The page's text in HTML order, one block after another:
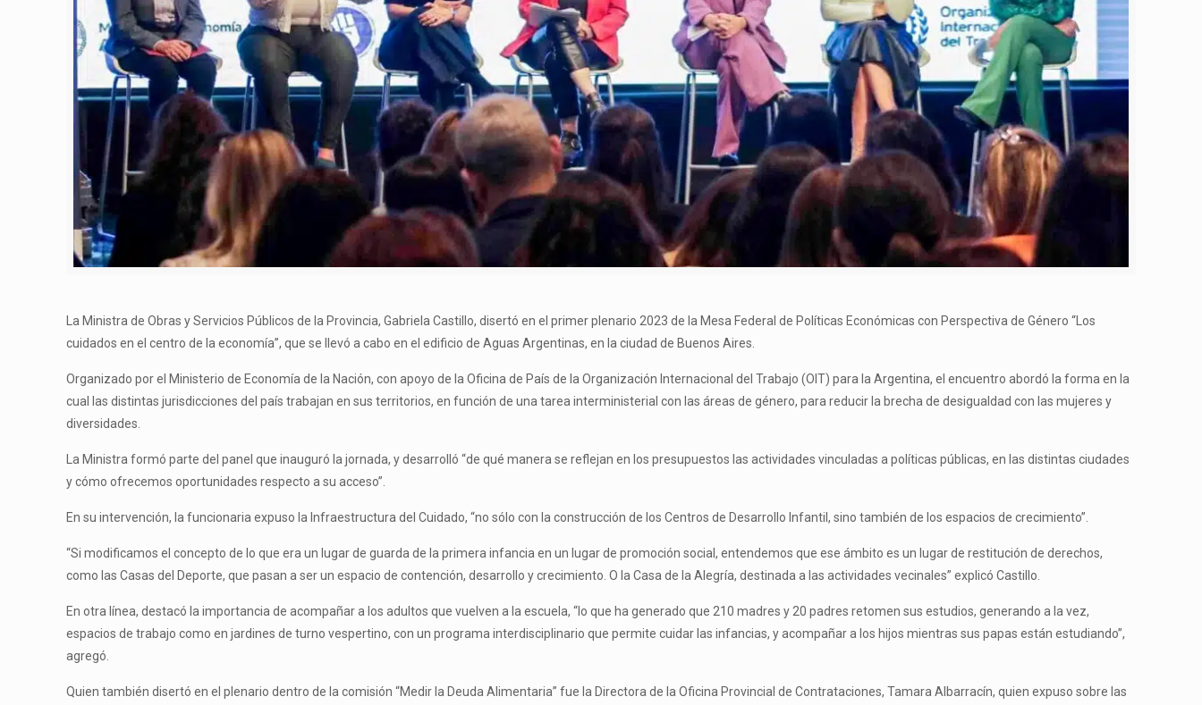
La Ministra de Obras y Servicios Públicos de la Provincia, Gabriela Castillo, disertó en el primer plenario 2023 de la Mesa Federal de Políticas Económicas con Perspectiva de Género “Los
cuidados en el centro de la economía”, que se llevó a cabo en el edificio de Aguas Argentinas, en la ciudad de Buenos Aires.
Organizado por el Ministerio de Economía de la Nación, con apoyo de la Oficina de País de la Organización Internacional del Trabajo (OIT) para la Argentina, el encuentro abordó la forma en la
cual las distintas jurisdicciones del país trabajan en sus territorios, en función de una tarea interministerial con las áreas de género, para reducir la brecha de desigualdad con las mujeres y
diversidades.
La Ministra formó parte del panel que inauguró la jornada, y desarrolló “de qué manera se reflejan en los presupuestos las actividades vinculadas a políticas públicas, en las distintas ciudades
y cómo ofrecemos oportunidades respecto a su acceso”.
En su intervención, la funcionaria expuso la Infraestructura del Cuidado, “no sólo con la construcción de los Centros de Desarrollo Infantil, sino también de los espacios de crecimiento”.
“Si modificamos el concepto de lo que era un lugar de guarda de la primera infancia en un lugar de promoción social, entendemos que ese ámbito es un lugar de restitución de derechos,
como las Casas del Deporte, que pasan a ser un espacio de contención, desarrollo y crecimiento. O la Casa de la Alegría, destinada a las actividades vecinales” explicó Castillo.
En otra línea, destacó la importancia de acompañar a los adultos que vuelven a la escuela, “lo que ha generado que 210 madres y 20 padres retomen sus estudios, generando a la vez,
espacios de trabajo como en jardines de turno vespertino, con un programa interdisciplinario que permite cuidar las infancias, y acompañar a los hijos mientras sus papas están estudiando”,
agregó.
Quien también disertó en el plenario dentro de la comisión “Medir la Deuda Alimentaria” fue la Directora de la Oficina Provincial de Contrataciones, Tamara Albarracín, quien expuso sobre las